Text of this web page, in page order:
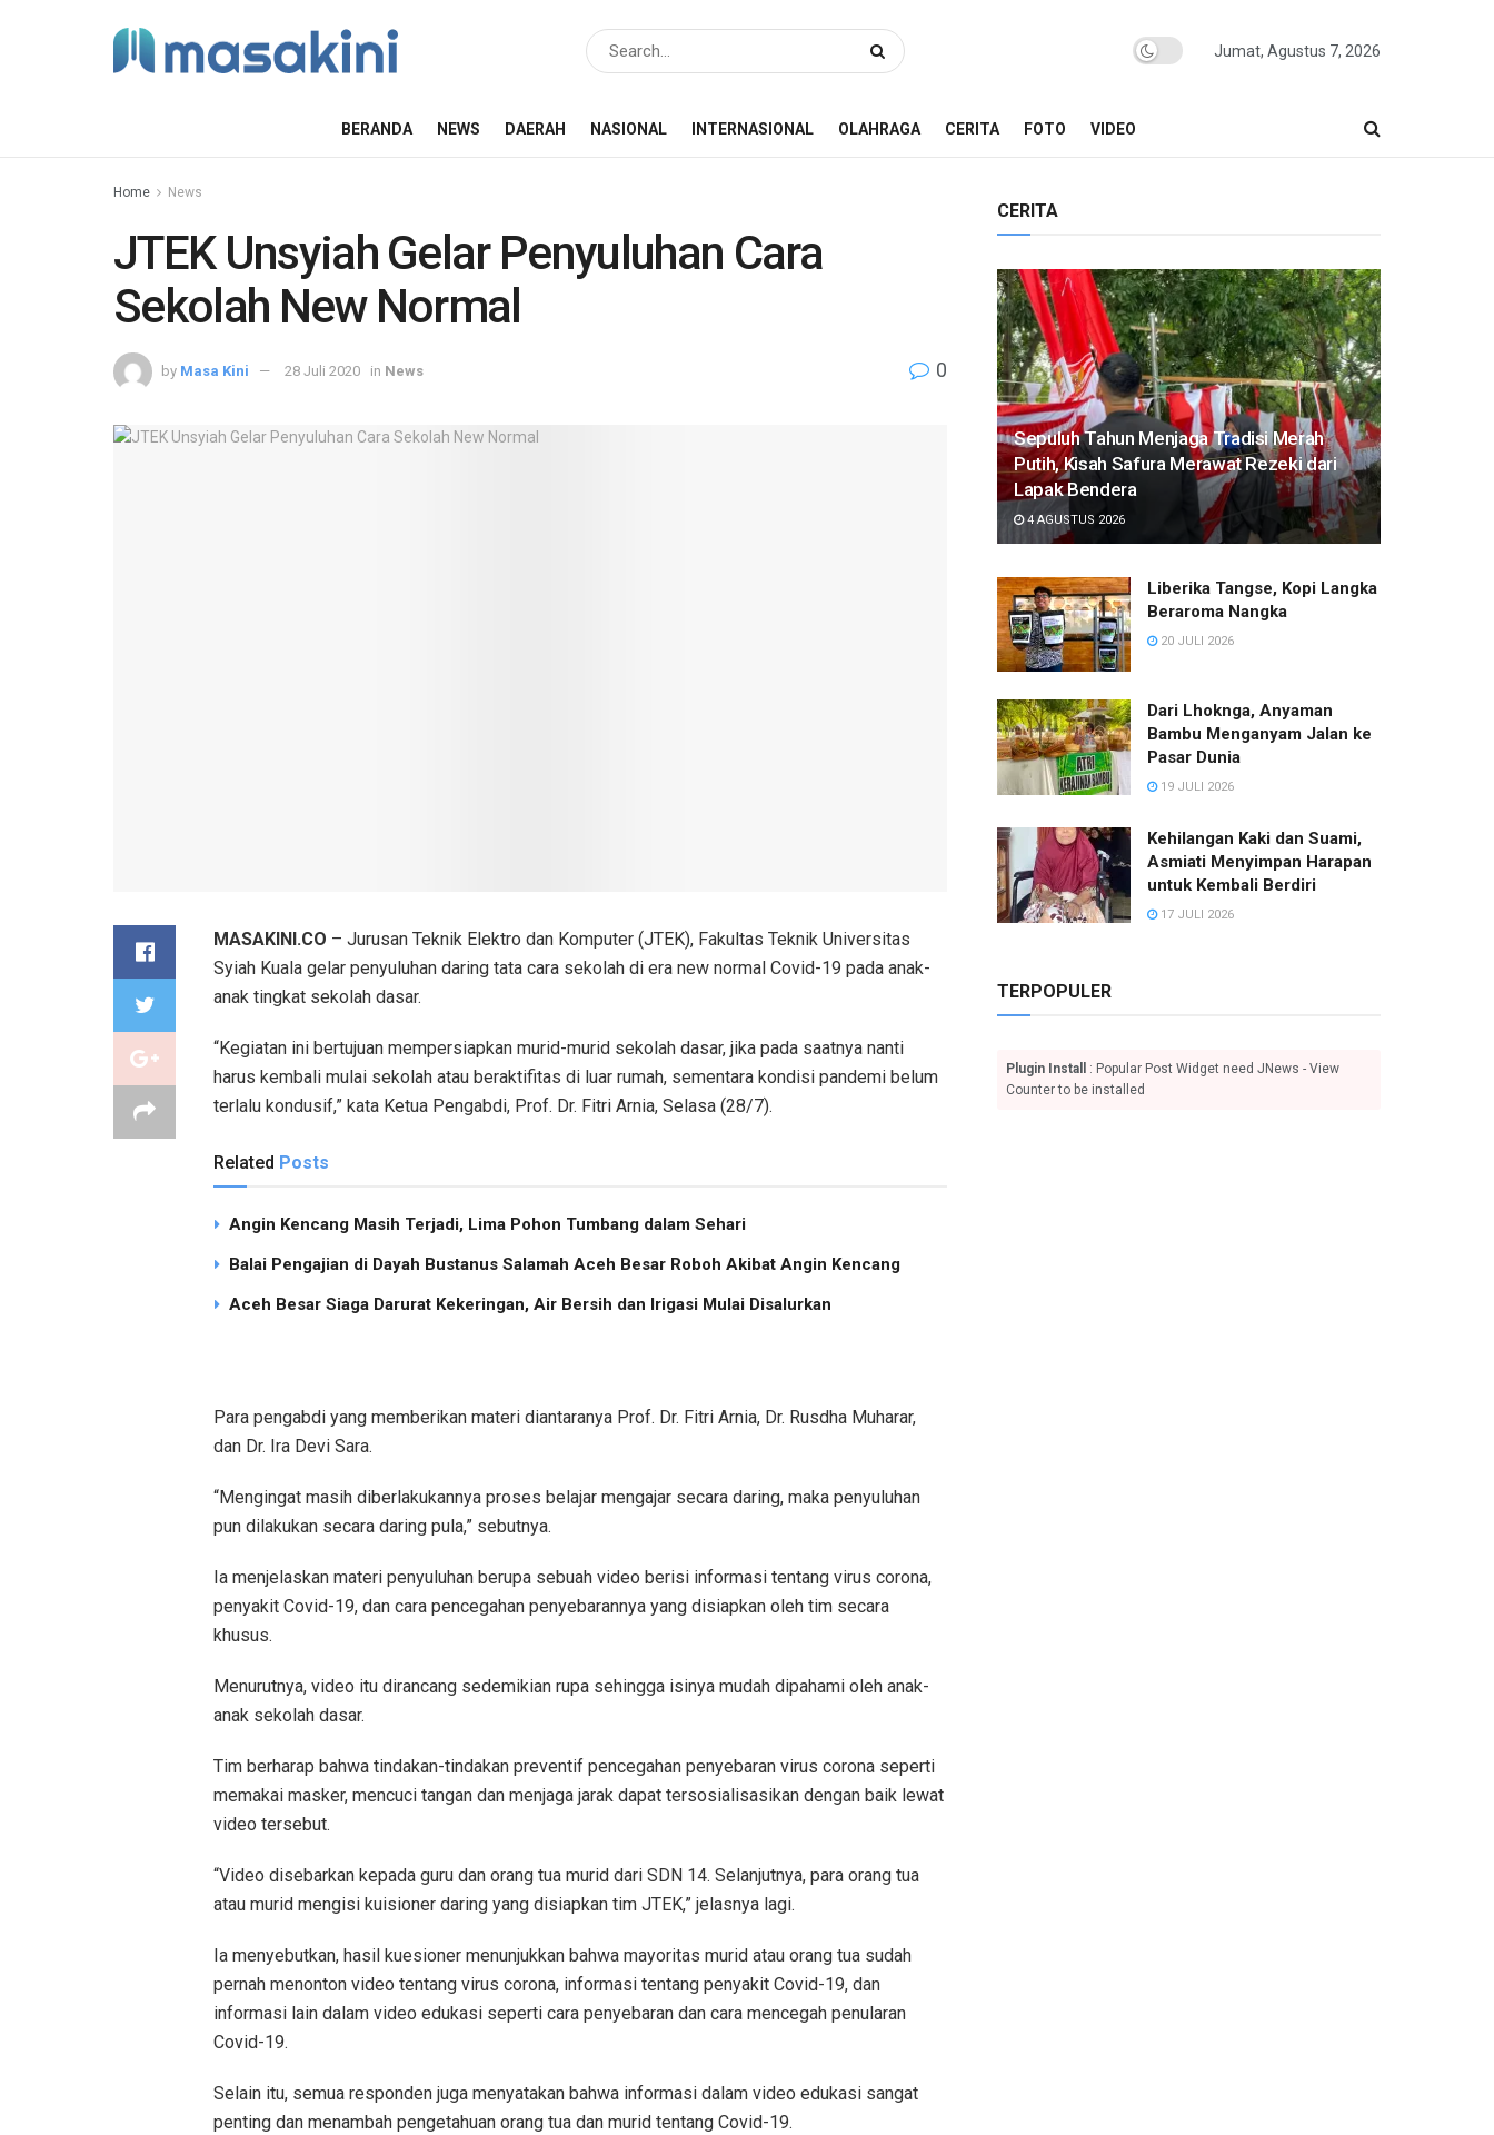
Jumat, Agustus 7, 2026
BERANDA NEWS DAERAH NASIONAL INTERNASIONAL OLAHRAGA CERITA FOTO VIDEO
Home News
JTEK Unsyiah Gelar Penyuluhan Cara
Sekolah New Normal
by Masa Kini 28 Juli 2020 in News 0
MASAKINI.CO – Jurusan Teknik Elektro dan Komputer (JTEK), Fakultas Teknik Universitas
Syiah Kuala gelar penyuluhan daring tata cara sekolah di era new normal Covid-19 pada anak-
anak tingkat sekolah dasar.
“Kegiatan ini bertujuan mempersiapkan murid-murid sekolah dasar, jika pada saatnya nanti
harus kembali mulai sekolah atau beraktifitas di luar rumah, sementara kondisi pandemi belum
terlalu kondusif,” kata Ketua Pengabdi, Prof. Dr. Fitri Arnia, Selasa (28/7).
Related Posts
Angin Kencang Masih Terjadi, Lima Pohon Tumbang dalam Sehari
Balai Pengajian di Dayah Bustanus Salamah Aceh Besar Roboh Akibat Angin Kencang
Aceh Besar Siaga Darurat Kekeringan, Air Bersih dan Irigasi Mulai Disalurkan
Para pengabdi yang memberikan materi diantaranya Prof. Dr. Fitri Arnia, Dr. Rusdha Muharar,
dan Dr. Ira Devi Sara.
“Mengingat masih diberlakukannya proses belajar mengajar secara daring, maka penyuluhan
pun dilakukan secara daring pula,” sebutnya.
Ia menjelaskan materi penyuluhan berupa sebuah video berisi informasi tentang virus corona,
penyakit Covid-19, dan cara pencegahan penyebarannya yang disiapkan oleh tim secara
khusus.
Menurutnya, video itu dirancang sedemikian rupa sehingga isinya mudah dipahami oleh anak-
anak sekolah dasar.
Tim berharap bahwa tindakan-tindakan preventif pencegahan penyebaran virus corona seperti
memakai masker, mencuci tangan dan menjaga jarak dapat tersosialisasikan dengan baik lewat
video tersebut.
“Video disebarkan kepada guru dan orang tua murid dari SDN 14. Selanjutnya, para orang tua
atau murid mengisi kuisioner daring yang disiapkan tim JTEK,” jelasnya lagi.
Ia menyebutkan, hasil kuesioner menunjukkan bahwa mayoritas murid atau orang tua sudah
pernah menonton video tentang virus corona, informasi tentang penyakit Covid-19, dan
informasi lain dalam video edukasi seperti cara penyebaran dan cara mencegah penularan
Covid-19.
Selain itu, semua responden juga menyatakan bahwa informasi dalam video edukasi sangat
penting dan menambah pengetahuan orang tua dan murid tentang Covid-19.
CERITA
Sepuluh Tahun Menjaga Tradisi Merah
Putih, Kisah Safura Merawat Rezeki dari
Lapak Bendera
4 AGUSTUS 2026
Liberika Tangse, Kopi Langka
Beraroma Nangka
20 JULI 2026
Dari Lhoknga, Anyaman
Bambu Menganyam Jalan ke
Pasar Dunia
19 JULI 2026
Kehilangan Kaki dan Suami,
Asmiati Menyimpan Harapan
untuk Kembali Berdiri
17 JULI 2026
TERPOPULER
Plugin Install
: Popular Post Widget need JNews - View
Counter to be installed